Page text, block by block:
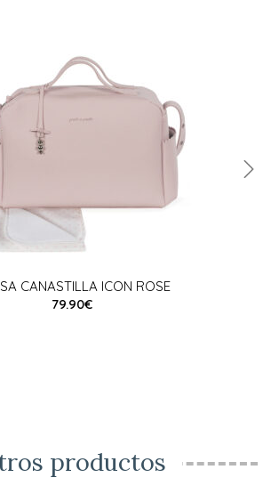
CANASTILLA ICON ROSE
79.90€
productos